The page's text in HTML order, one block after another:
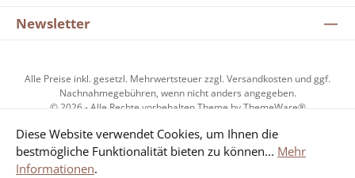
Newsletter
Alle Preise inkl. gesetzl. Mehrwertsteuer zzgl.Versandkosten und ggf.
Nachnahmegebühren, wenn nicht anders angegeben.
© 2026 - Alle Rechte vorbehalten Theme byThemeWare®
Diese Website verwendet Cookies, um Ihnen die
bestmögliche Funktionalität bieten zu können... Mehr
Informationen.